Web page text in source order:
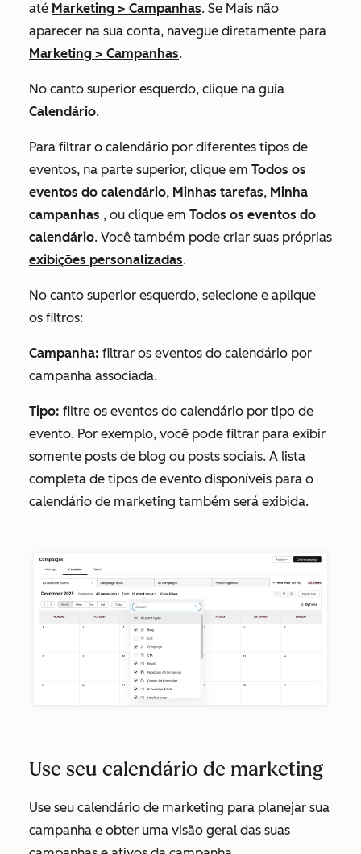
até Marketing > Campanhas. Se Mais não
aparecer na sua conta, navegue diretamente para
Marketing > Campanhas.
No canto superior esquerdo, clique na guia
Calendário.
Para filtrar o calendário por diferentes tipos de
eventos, na parte superior, clique em Todos os
eventos do calendário, Minhas tarefas, Minha
campanhas , ou clique em Todos os eventos do
calendário. Você também pode criar suas próprias
exibições personalizadas.
No canto superior esquerdo, selecione e aplique
os filtros:
Campanha: filtrar os eventos do calendário por
campanha associada.
Tipo: filtre os eventos do calendário por tipo de
evento. Por exemplo, você pode filtrar para exibir
somente posts de blog ou posts sociais. A lista
completa de tipos de evento disponíveis para o
calendário de marketing também será exibida.
Use seu calendário de marketing
Use seu calendário de marketing para planejar sua
campanha e obter uma visão geral das suas